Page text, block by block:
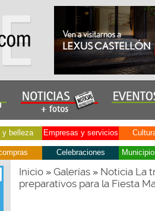
y belleza Empresas y servicios
Celebraciones
Inicio» Galerías» Noticia La
preparativos para la Fiesta